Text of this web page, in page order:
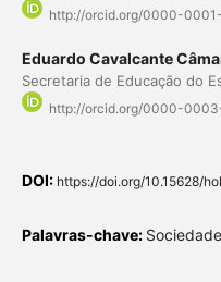
http://orcid.org/0000-
Eduardo Cavalcante
Secretaria de Educação do
http://orcid.org/0000-
DOI: https://doi.org/10.15628/
Palavras-chave: